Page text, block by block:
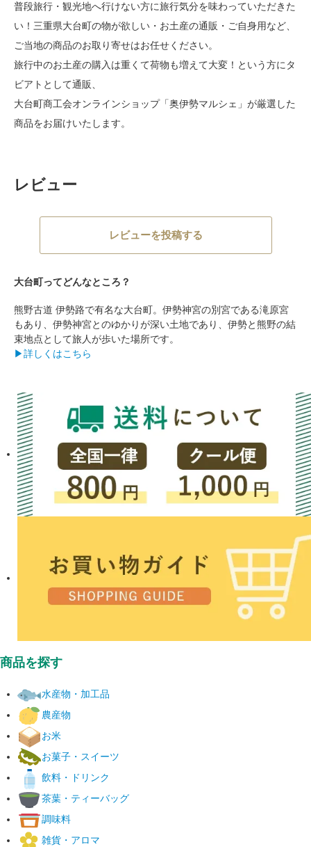
普段旅行・観光地へ行けない方に旅行気分を味わっていただきた
い！三重県大台町の物が欲しい・お土産の通販・ご自身用など、
ご当地の商品のお取り寄せはお任せください。
旅行中のお土産の購入は重くて荷物も増えて大変！という方にタ
ビアトとして通販、
大台町商工会オンラインショップ「奥伊勢マルシェ」が厳選した
商品をお届けいたします。
レビュー
レビューを投稿する
大台町ってどんなところ？
熊野古道 伊勢路で有名な大台町。伊勢神宮の別宮である滝原宮
もあり、伊勢神宮とのゆかりが深い土地であり、伊勢と熊野の結
束地点として旅人が歩いた場所です。
▶詳しくはこちら
商品を探す
水産物・加工品
農産物
お米
お菓子・スイーツ
飲料・ドリンク
茶葉・ティーバッグ
調味料
雑貨・アロマ